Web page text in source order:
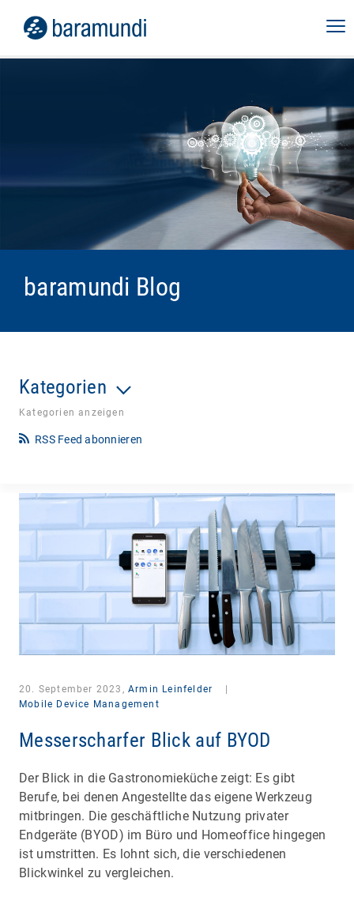
baramundi Blog
Kategorien
Kategorien anzeigen
RSS Feed abonnieren
20. September 2023, Armin Leinfelder
Mobile Device Management
Messerscharfer Blick auf BYOD
Der Blick in die Gastronomieküche zeigt: Es gibt
Berufe, bei denen Angestellte das eigene Werkzeug
mitbringen. Die geschäftliche Nutzung privater
Endgeräte (BYOD) im Büro und Homeoffice hingegen
ist umstritten. Es lohnt sich, die verschiedenen
Blickwinkel zu vergleichen.